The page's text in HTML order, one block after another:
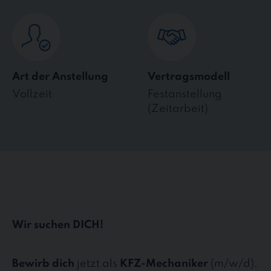
Art der Anstellung
Vollzeit
Vertragsmodell
Festanstellung
(Zeitarbeit)
Wir suchen DICH!
Bewirb dich jetzt als KFZ-Mechaniker (m/w/d),